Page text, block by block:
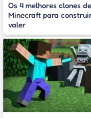
Os 4 melhores clones de
Minecraft para
valer